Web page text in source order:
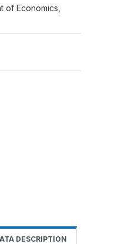
of Economics,
DESCRIPTION